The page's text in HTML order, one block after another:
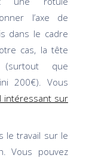
l’axe de
dans le cadre
cas, la tête
(surtout que
200€). Vous
intéressant sur
le travail sur le
Vous pouvez